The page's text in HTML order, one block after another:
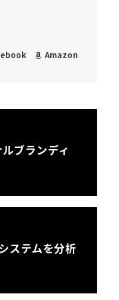
Amazon
ブランディ
ステムを分析